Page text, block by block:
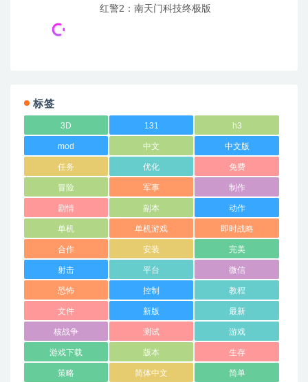
红警2：南天门科技终极版
标签
3D 131 h3
mod 中文 中文版
任务 优化 免费
冒险 军事 制作
剧情 副本 动作
单机 单机游戏 即时战略
合作 安装 完美
射击 平台 微信
恐怖 控制 教程
文件 新版 最新
核战争 测试 游戏
游戏下载 版本 生存
策略 简体中文 简单